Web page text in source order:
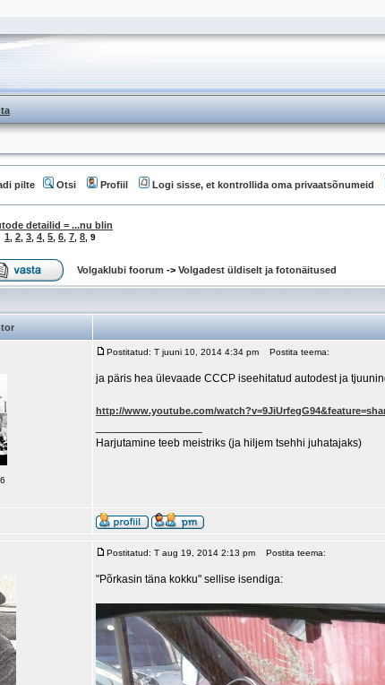
pilte Otsi Profiil Logi sisse, et kontrollida oma privaatsõnumeid
detailid = ...nu blin
1 2 3 4 5 6 7 8 9
Volgaklubi foorum -> Volgadest üldiselt ja fotonäitused
Postitatud: T juuni 10, 2014 4:34 pm Postita teema:
ja päris hea ülevaade CCCP iseehitatud autodest ja
http://www.youtube.com/
Harjutamine teeb meistriks (ja hiljem tsehhi juhatajaks)
Postitatud: T aug 19, 2014 2:13 pm Postita teema:
"Põrkasin täna kokku" sellise isendiga: